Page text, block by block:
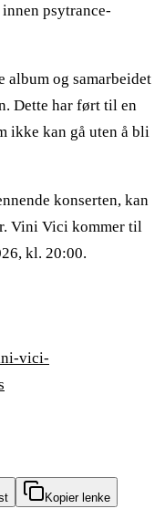
psytrance-
og samarbeidet
Dette har ført til en
ikke kan gå uten å bli
konserten, kan
Vini Vici kommer til
kl. 20:00.
vici-
Kopier lenke